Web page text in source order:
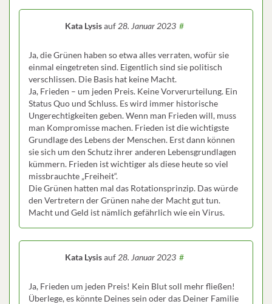
Kata Lysisauf28. Januar 2023 #
Ja, die Grünen haben so etwa alles verraten, wofür sie
einmal eingetreten sind. Eigentlich sind sie politisch
verschlissen. Die Basis hat keine Macht.
Ja, Frieden – um jeden Preis. Keine Vorverurteilung. Ein
Status Quo und Schluss. Es wird immer historische
Ungerechtigkeiten geben. Wenn man Frieden will, muss
man Kompromisse machen. Frieden ist die wichtigste
Grundlage des Lebens der Menschen. Erst dann können
sie sich um den Schutz ihrer anderen Lebensgrundlagen
kümmern. Frieden ist wichtiger als diese heute so viel
missbrauchte „Freiheit“.
Die Grünen hatten mal das Rotationsprinzip. Das würde
den Vertretern der Grünen nahe der Macht gut tun.
Macht und Geld ist nämlich gefährlich wie ein Virus.
Kata Lysisauf28. Januar 2023 #
Ja, Frieden um jeden Preis! Kein Blut soll mehr fließen!
Überlege, es könnte Deines sein oder das Deiner Familie